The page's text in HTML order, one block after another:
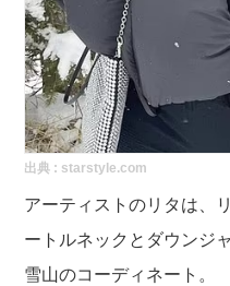
出典 : starstyle.com
アーティストのリタは、
ートルネックとダウンジ
雪山のコーディネート。